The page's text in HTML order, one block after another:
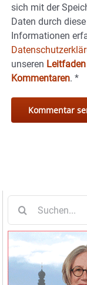
sich mit der
Daten durch
Informationen
unseren
Kommentaren. *
nach: